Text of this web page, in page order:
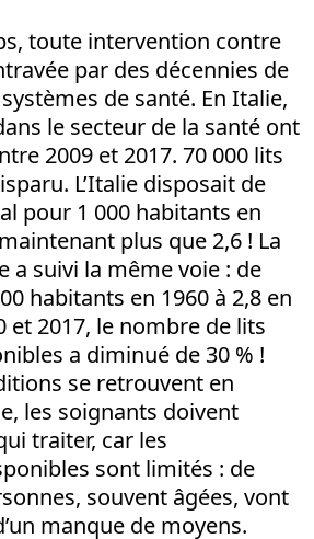
toute intervention contre
par des décennies de
de santé. En Italie,
le secteur de la santé ont
2009 et 2017. 70 000 lits
L’Italie disposait de
pour 1 000 habitants en
plus que 2,6 ! La
a suivi la même voie : de
habitants en 1960 à 2,8 en
et 2017, le nombre de lits
a diminué de 30 % !
se retrouvent en
les soignants doivent
traiter, car les
sont limités : de
souvent âgées, vont
manque de moyens.